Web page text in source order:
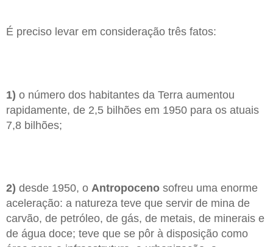
É preciso levar em consideração três fatos:
1) o número dos habitantes da Terra aumentou
rapidamente, de 2,5 bilhões em 1950 para os atuais
7,8 bilhões;
2) desde 1950, o Antropoceno sofreu uma enorme
aceleração: a natureza teve que servir de mina de
carvão, de petróleo, de gás, de metais, de minerais e
de água doce; teve que se pôr à disposição como